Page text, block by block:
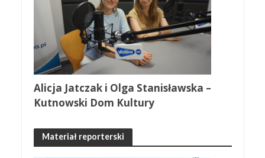
Alicja Jatczak i Olga Stanisławska –
Kutnowski Dom Kultury
Materiał reporterski